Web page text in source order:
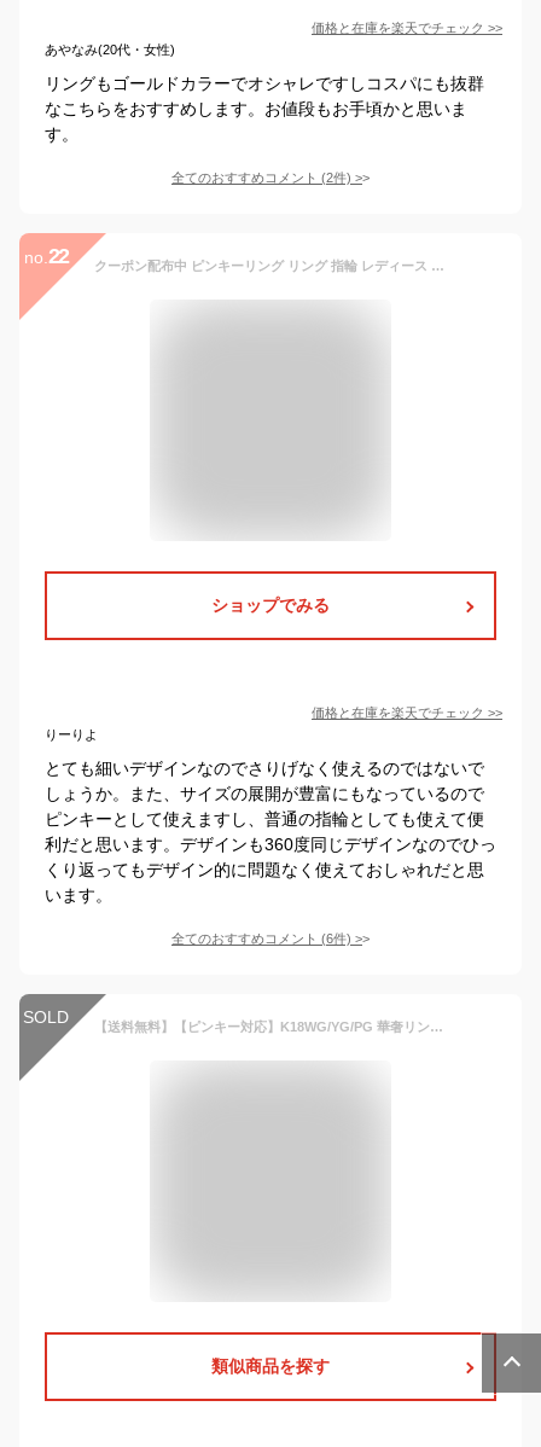
価格と在庫を楽天でチェック >>
あやなみ(20代・女性)
リングもゴールドカラーでオシャレですしコスパにも抜群
なこちらをおすすめします。お値段もお手頃かと思いま
す。
全てのおすすめコメント (2件) >
no. 22 クーポン配布中 ピンキーリング リング 指輪 レディース 10k 0号 1号 2号 3号 4号 5号 6号 7号 8号 9号 10号 11号 12号 13号 15号 大きいサイズ 金属アレルギー ニッケルフリー シンプル 華奢 イエローゴールド ピンクゴールド ホワイトゴールド 即日発送
ショップでみる
価格と在庫を楽天でチェック >>
りーりよ
とても細いデザインなのでさりげなく使えるのではないで
しょうか。また、サイズの展開が豊富にもなっているので
ピンキーとして使えますし、普通の指輪としても使えて便
利だと思います。デザインも360度同じデザインなのでひっ
くり返ってもデザイン的に問題なく使えておしゃれだと思
います。
全てのおすすめコメント (6件) >
SOLD 【送料無料】【ピンキー対応】K18WG/YG/PG 華奢リング 地金リング 華奢 シンプル 人気 ジュエリー レディース 指輪 リング ピンクゴールド イエローゴールド ホワイトゴールド ギフト プレゼント ピンキー 重ねづけ お守り 18k 細身 極細 ファッションリング
類似商品を探す